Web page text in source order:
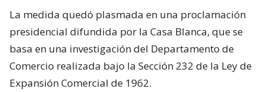
La medida quedó plasmada en una proclamación
presidencial difundida por la Casa Blanca, que se
basa en una investigación del Departamento de
Comercio realizada bajo la Sección 232 de la Ley de
Expansión Comercial de 1962.